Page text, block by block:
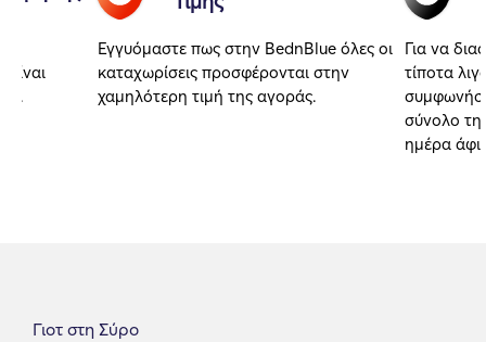
Εγγυόμαστε πως στην BednBlue όλες οι
καταχωρίσεις προσφέρονται στην
χαμηλότερη τιμή της αγοράς.
Για να
τίποτα
σύνολο
ημέρα
Γιοτ στη Σύρο